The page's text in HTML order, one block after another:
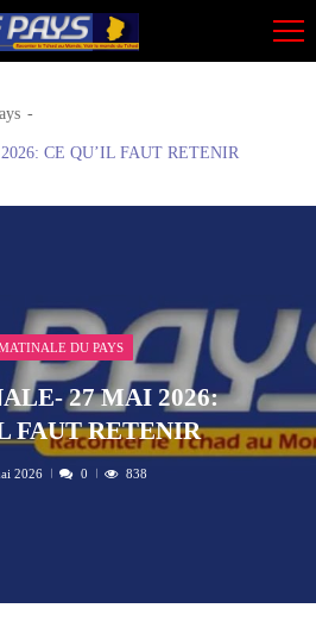
CE QU’IL FAUT RETENIR
DU PAYS
27 MAI 2026:
FAUT RETENIR
2026 0 838